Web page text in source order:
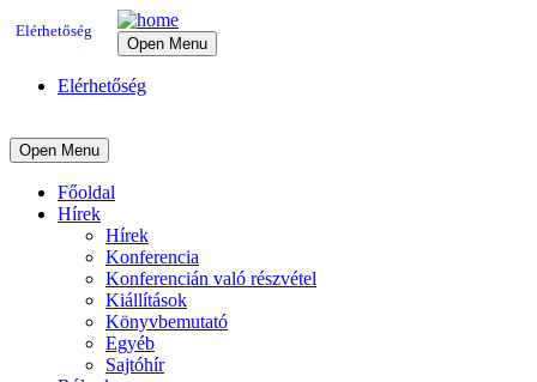
Elérhetőség
Open Menu
Elérhetőség
Open Menu
Főoldal
Hírek
Hírek
Konferencia
Konferencián való részvétel
Kiállítások
Könyvbemutató
Egyéb
Sajtóhír